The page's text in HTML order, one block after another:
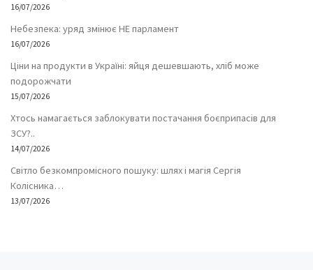
16/07/2026
Небезпека: уряд змінює НЕ парламент
16/07/2026
Ціни на продукти в Україні: яйця дешевшають, хліб може
подорожчати
15/07/2026
Хтось намагається заблокувати постачання боєприпасів для
ЗСУ?..
14/07/2026
Світло безкомпромісного пошуку: шлях і магія Сергія
Колісника…
13/07/2026